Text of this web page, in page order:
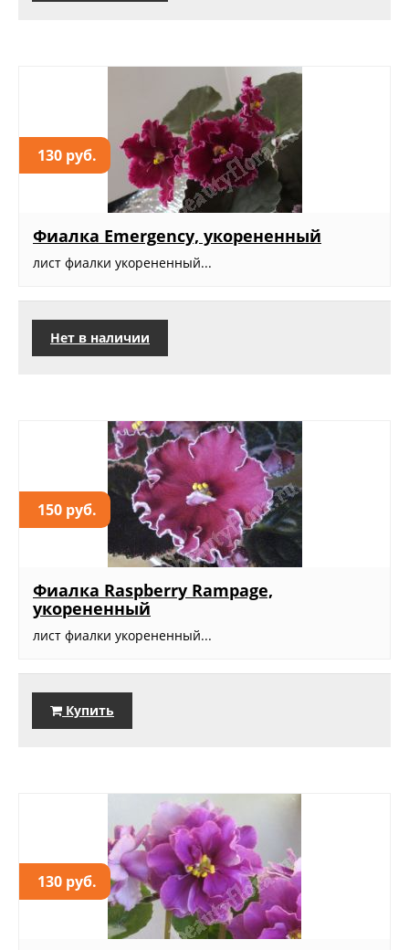
130 руб.
Фиалка Emergency, укорененный
лист фиалки укорененный...
Нет в наличии
150 руб.
Фиалка Raspberry Rampage,
укорененный
лист фиалки укорененный...
Купить
130 руб.